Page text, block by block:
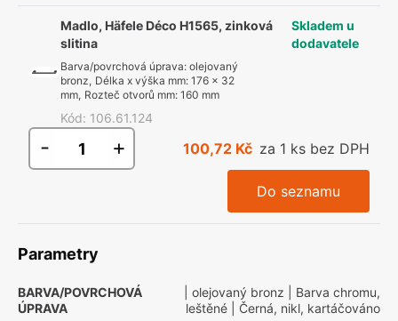
Madlo, Häfele Déco H1565, zinková
slitina
Barva/povrchová úprava: olejovaný
bronz, Délka x výška mm: 176 x 32
mm, Rozteč otvorů mm: 160 mm
Kód: 106.61.124
Skladem u
dodavatele
- + 100,72 Kč za 1 ks bez DPH
Do seznamu
Parametry
BARVA/POVRCHOVÁ
ÚPRAVA
| olejovaný bronz | Barva chromu,
leštěné | Černá, nikl, kartáčováno